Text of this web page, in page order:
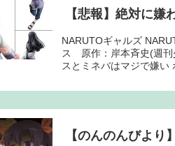
【悲報】絶対に
NARUTOギャルズ
ス 原作：岸本斉史(週刊
スとミネバはマジで嫌い
【のんのんびより